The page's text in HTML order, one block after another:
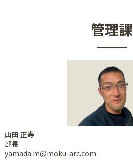
管理課
山田 正寿
部長
yamada.m@moku-arc.com